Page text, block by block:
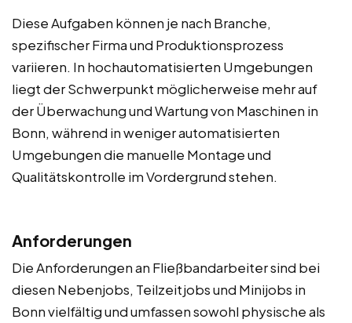
Diese Aufgaben können je nach Branche,
spezifischer Firma und Produktionsprozess
variieren. In hochautomatisierten Umgebungen
liegt der Schwerpunkt möglicherweise mehr auf
der Überwachung und Wartung von Maschinen in
Bonn, während in weniger automatisierten
Umgebungen die manuelle Montage und
Qualitätskontrolle im Vordergrund stehen.
Anforderungen
Die Anforderungen an Fließbandarbeiter sind bei
diesen Nebenjobs, Teilzeitjobs und Minijobs in
Bonn vielfältig und umfassen sowohl physische als